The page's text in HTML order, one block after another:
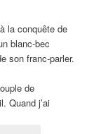
la conquête de
blanc-bec
son franc-parler.
de
Quand j’ai